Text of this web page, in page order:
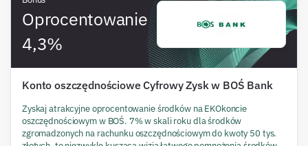
Oprocentowanie
4,3%
Konto oszczędnościowe Cyfrowy Zysk w BOŚ Bank
Zyskaj atrakcyjne oprocentowanie środków na EKOkoncie
oszczędnościowym w BOŚ. 7% w skali roku dla środków
zgromadzonych na rachunku oszczędnościowym do kwoty 50 tys.